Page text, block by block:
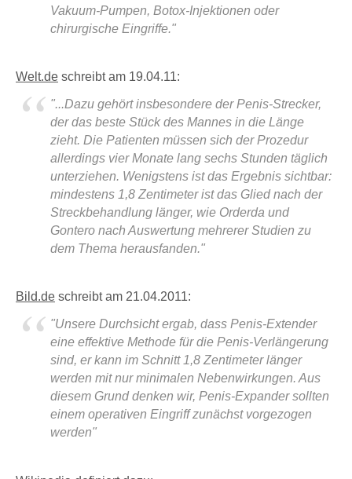
Vakuum-Pumpen, Botox-Injektionen oder
chirurgische Eingriffe."
Welt.de schreibt am 19.04.11:
"...Dazu gehört insbesondere der Penis-Strecker,
der das beste Stück des Mannes in die Länge
zieht. Die Patienten müssen sich der Prozedur
allerdings vier Monate lang sechs Stunden täglich
unterziehen. Wenigstens ist das Ergebnis sichtbar:
mindestens 1,8 Zentimeter ist das Glied nach der
Streckbehandlung länger, wie Orderda und
Gontero nach Auswertung mehrerer Studien zu
dem Thema herausfanden."
Bild.de schreibt am 21.04.2011:
"Unsere Durchsicht ergab, dass Penis-Extender
eine effektive Methode für die Penis-Verlängerung
sind, er kann im Schnitt 1,8 Zentimeter länger
werden mit nur minimalen Nebenwirkungen. Aus
diesem Grund denken wir, Penis-Expander sollten
einem operativen Eingriff zunächst vorgezogen
werden"